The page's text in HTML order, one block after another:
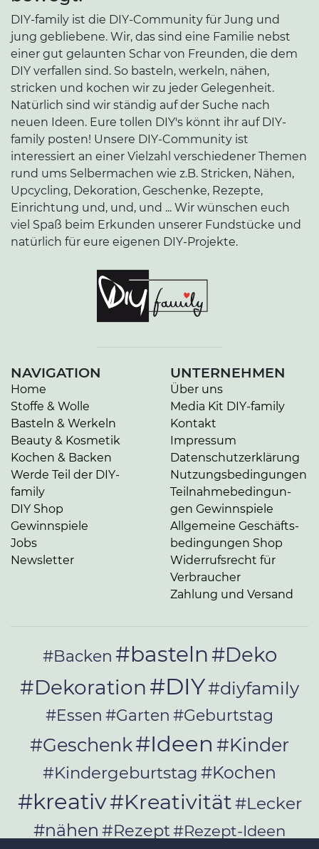
DIY-family ist die DIY-Community für Jung und
jung gebliebene. Wir, das sind eine Familie nebst
einer gut gelaunten Schar von Freunden, die dem
DIY verfallen sind. So basteln, werkeln, nähen,
stricken und kochen wir zu jeder Gelegenheit.
Natürlich sind wir ständig auf der Suche nach
neuen Ideen. Eure tollen DIY's könnt ihr auf DIY-
family posten! Unsere DIY-Community ist
interessiert an einer Vielzahl verschiedener Themen
rund ums Selbermachen wie z.B. Stricken, Nähen,
Upcycling, Dekoration, Geschenke, Rezepte,
Einrichtung und, und, und ... Wir wünschen euch
viel Spaß beim Erkunden unserer Fundstücke und
natürlich für eure eigenen DIY-Projekte.
NAVIGATION
Home
Stoffe & Wolle
Basteln & Werkeln
Beauty & Kosmetik
Kochen & Backen
Werde Teil der DIY-
family
DIY Shop
Gewinnspiele
Jobs
Newsletter
UNTERNEHMEN
Über uns
Media Kit DIY-family
Kontakt
Impressum
Da­ten­schutz­er­klä­rung
Nut­zungs­be­din­gun­gen
Teil­nah­me­be­din­gun­
gen Gewinnspiele
Allgemeine Ge­schäfts­
be­din­gun­gen Shop
Widerrufsrecht für
Verbraucher
Zahlung und Versand
#Backen #basteln#Deko
#Dekoration #DIY#diyfamily
#Essen #Garten #Geburtstag
#Geschenk#Ideen #Kinder
#Kindergeburtstag #Kochen
#kreativ#Kreativität#Lecker
#nähen #Rezept#Rezept-Ideen